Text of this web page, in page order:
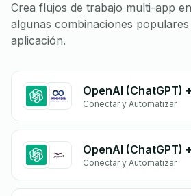
Crea flujos de trabajo multi-app
algunas combinaciones
aplicación.
OpenAI (ChatGPT)
Conectar y Automatizar
Conectar y Automatizar